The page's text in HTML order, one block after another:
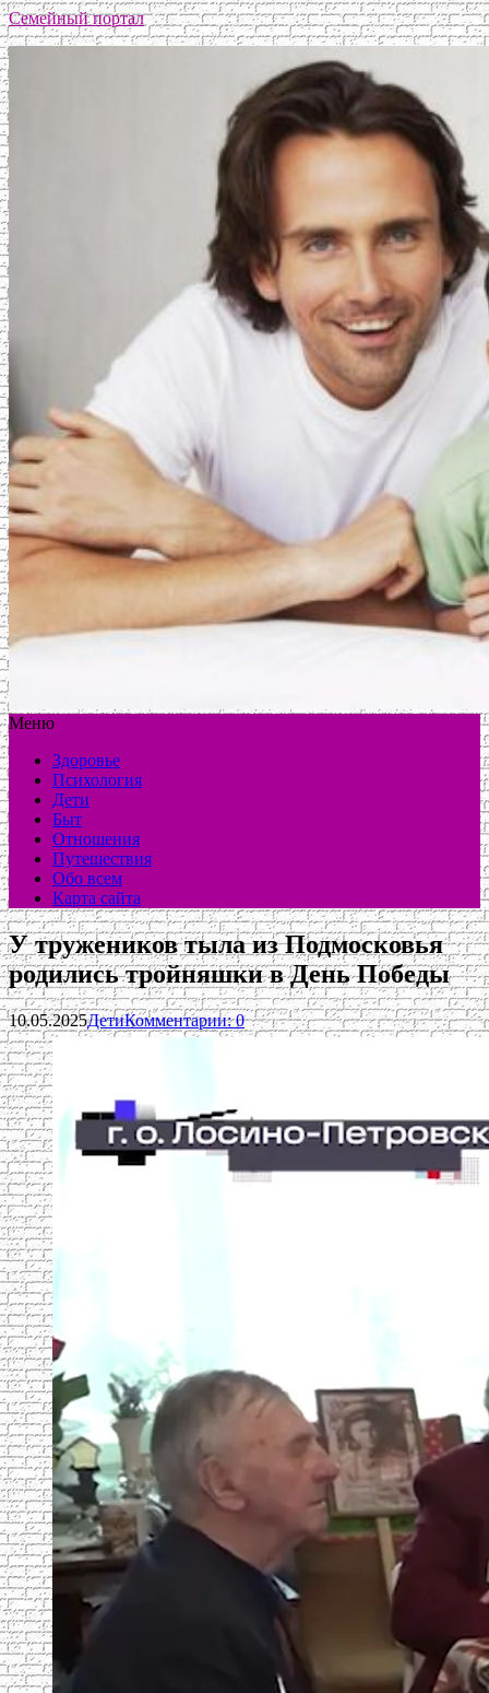
Семейный портал
Меню
Здоровье
Психология
Дети
Быт
Отношения
Путешествия
Обо всем
Карта сайта
У тружеников тыла из Подмосковья
родились тройняшки в День Победы
10.05.2025ДетиКомментарии: 0